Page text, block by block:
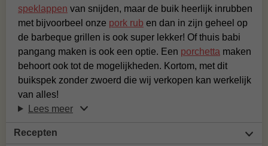
speklappen van snijden, maar de buik heerlijk inrubben
met bijvoorbeel onze pork rub en dan in zijn geheel op
de barbeque grillen is ook super lekker! Of thuis babi
pangang maken is ook een optie. Een porchetta maken
behoort ook tot de mogelijkheden. Kortom, met dit
buikspek zonder zwoerd die wij verkopen kan werkelijk
van alles!
Lees meer
Recepten